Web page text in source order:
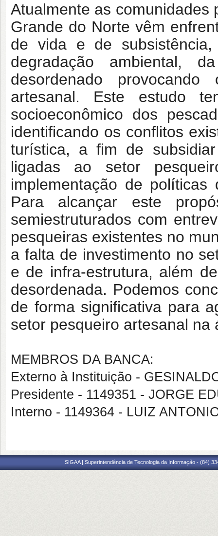
Atualmente as comunidades
Grande do Norte vêm
de vida e de
degradação ambiental,
desordenado
artesanal. Este estudo
socioeconômico dos
identificando os conflitos
turística, a fim de
ligadas ao setor
implementação de
Para alcançar este
semiestruturados com
pesqueiras existentes no
a falta de investimento no
e de infra-estrutura, além
desordenada. Podemos
de forma significativa para
setor pesqueiro artesanal na
MEMBROS DA BANCA:
Externo à Instituição -
Presidente - 1149351 - JORGE
Interno - 1149364 - LUIZ
SIGAA | Superintendência de Tecnologia da Informação - (84)